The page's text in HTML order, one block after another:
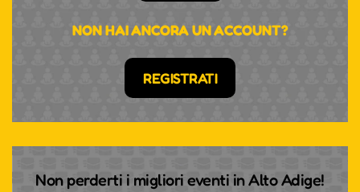
NON HAI ANCORA UN ACCOUNT?
REGISTRATI
Non perderti i migliori eventi in Alto Adige!